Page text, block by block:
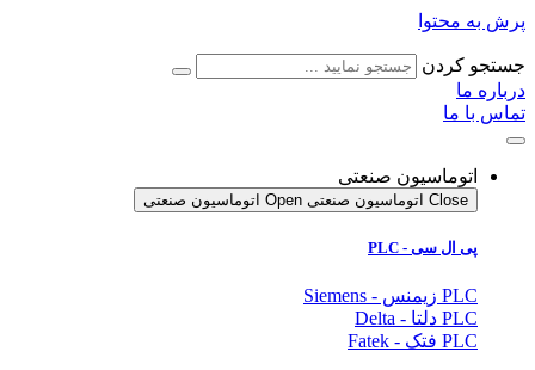
به محتوا
کردن
ما
با ما
اتوماسیون صنعتی
Close اتوماسیون صنعتی Open اتوماسیون صنعتی
پی ال سی - PLC
PLC زیمنس - Siemens
PLC دلتا - Delta
PLC فتک - Fatek